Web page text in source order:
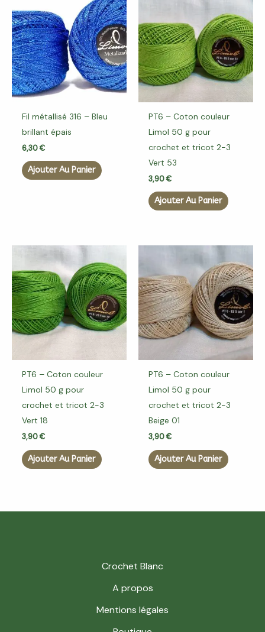
Fil métallisé 316 – Bleu
brillant épais
6,30€
Ajouter Au Panier
PT6 – Coton couleur
Limol 50 g pour
crochet et tricot 2-3
Vert 53
3,90€
Ajouter Au Panier
PT6 – Coton couleur
Limol 50 g pour
crochet et tricot 2-3
Vert 18
3,90€
Ajouter Au Panier
PT6 – Coton couleur
Limol 50 g pour
crochet et tricot 2-3
Beige 01
3,90€
Ajouter Au Panier
Crochet Blanc
A propos
Mentions légales